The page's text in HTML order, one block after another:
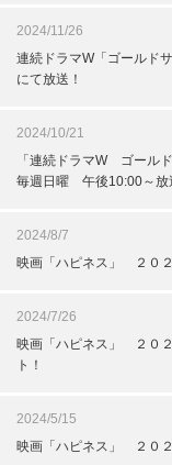
2024/11/26
連続ドラマW「ゴールド
にて放送！
2024/10/21
「連続ドラマW ゴール
毎週日曜 午後10:00～放
2024/8/7
映画「ハピネス」 ２０
2024/7/26
映画「ハピネス」 ２０
ト！
2024/5/15
映画「ハピネス」 ２０